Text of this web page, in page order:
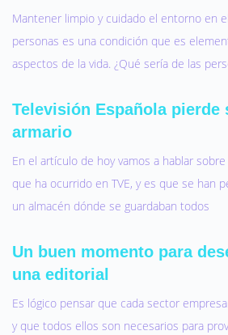
Mantener limpio y cuidado el entorno en
personas es una condición que es
aspectos de la vida. ¿Qué sería de las
Televisión Española pierde
armario
En el artículo de hoy vamos a hablar
que ha ocurrido en TVE, y es que se han
un almacén dónde se guardaban todos
Un buen momento para
una editorial
Es lógico pensar que cada sector
y que todos ellos son necesarios para